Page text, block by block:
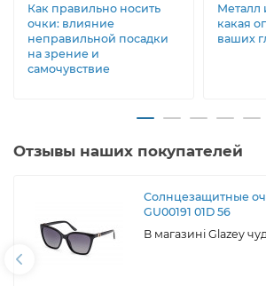
Как правильно носить
очки: влияние
неправильной посадки
на зрение и
самочувствие
Металл
какая
ваших
Отзывы наших покупателей
Солнцезащитные
GU00191 01D 56
В магазині Glazey